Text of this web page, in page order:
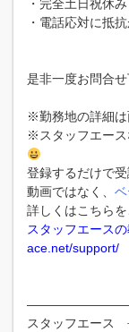
・完全土日祝休み
・電話応対に抵
是非一度お問合
※勤務地の詳細は
※スタッフエース
登録するだけで
動画ではなく、
詳しくはこちら
スタッフエース
ace.net/support/
スタッフエース